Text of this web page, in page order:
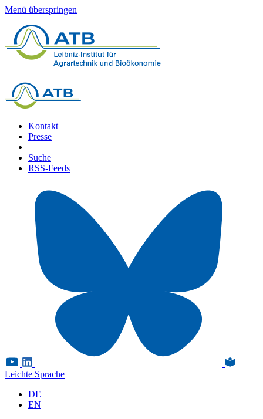
Menü überspringen
Kontakt
Presse
Suche
RSS-Feeds
Leichte Sprache
DE
EN